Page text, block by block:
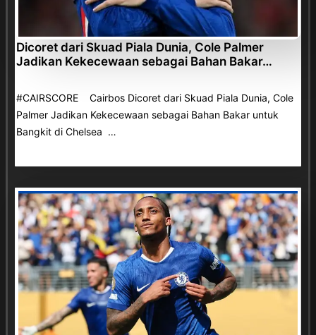
Dicoret dari Skuad Piala Dunia, Cole Palmer
Jadikan Kekecewaan sebagai Bahan Bakar…
#CAIRSCORE Cairbos Dicoret dari Skuad Piala Dunia, Cole
Palmer Jadikan Kekecewaan sebagai Bahan Bakar untuk
Bangkit di Chelsea …